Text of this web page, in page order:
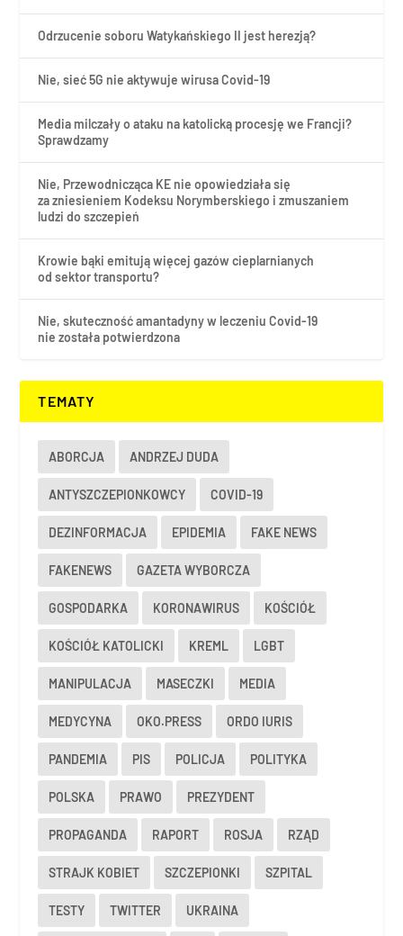
Odrzucenie soboru Watykańskiego II jest herezją?
Nie, sieć 5G nie aktywuje wirusa Covid-19
Media milczały o ataku na katolicką procesję we Francji?
Sprawdzamy
Nie, Przewodnicząca KE nie opowiedziała się
za zniesieniem Kodeksu Norymberskiego i zmuszaniem
ludzi do szczepień
Krowie bąki emitują więcej gazów cieplarnianych
od sektor transportu?
Nie, skuteczność amantadyny w leczeniu Covid-19
nie została potwierdzona
TEMATY
ABORCJA ANDRZEJ DUDA
ANTYSZCZEPIONKOWCY COVID-19
DEZINFORMACJA EPIDEMIA FAKE NEWS
FAKENEWS GAZETA WYBORCZA
GOSPODARKA KORONAWIRUS KOŚCIÓŁ
KOŚCIÓŁ KATOLICKI KREML LGBT
MANIPULACJA MASECZKI MEDIA
MEDYCYNA OKO.PRESS ORDO IURIS
PANDEMIA PIS POLICJA POLITYKA
POLSKA PRAWO PREZYDENT
PROPAGANDA RAPORT ROSJA RZĄD
STRAJK KOBIET SZCZEPIONKI SZPITAL
TESTY TWITTER UKRAINA